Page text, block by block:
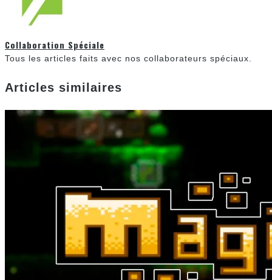
Collaboration Spéciale
Tous les articles faits avec nos collaborateurs spéciaux.
Articles similaires